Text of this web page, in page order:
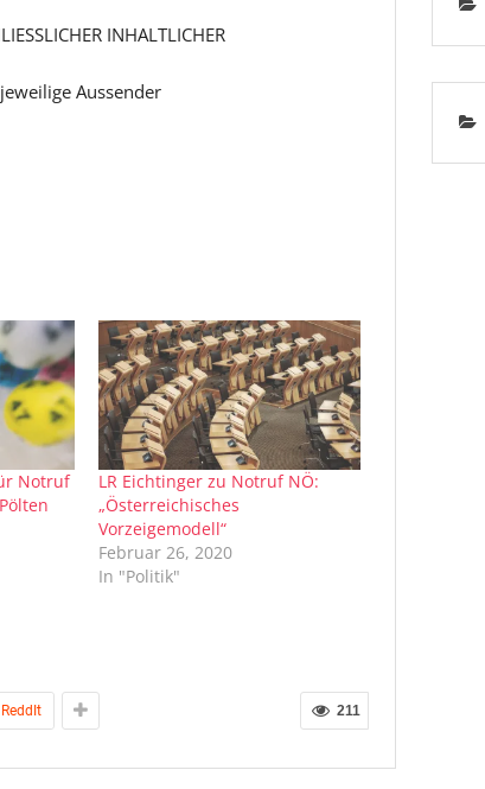
INHALTLICHER
Aussender
Notruf
LR Eichtinger zu Notruf NÖ:
„Österreichisches
Vorzeigemodell“
Februar 26, 2020
In "Politik"
211
ReddIt